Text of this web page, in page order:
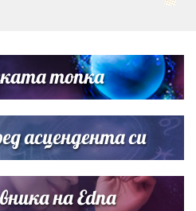
приказка
Дженифър Анистън,
заедно на яхта
топка
асцендента си
на Edna